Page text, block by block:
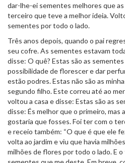
dar-lhe-ei sementes melhores que as
terceiro que teve a melhor ideia.
sementes por todo o lado.
Três anos depois, quando o pai
seu cofre. As sementes estavam
disse: O quê? Estas são as
possibilidade de florescer e dar
estão podres. Estas não são as
segundo filho. Este correu até ao
voltou a casa e disse: Estas são as
disse: És melhor que o primeiro, mas
gostaria que fosses. Foi ter com o
e receio também: “O que é que ele
volta ao jardim e viu que havia
milhões de flores por todo o lado. E